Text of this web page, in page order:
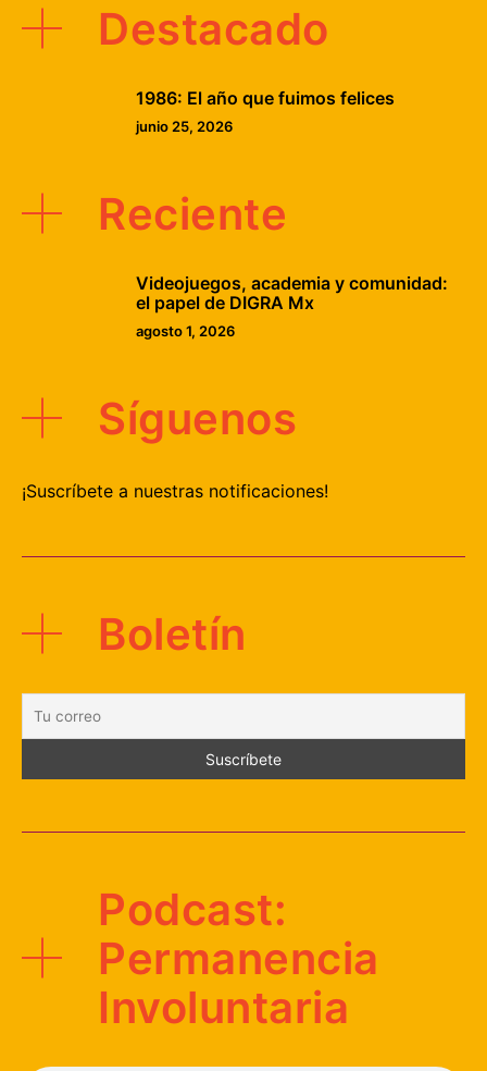
Destacado
1986: El año que fuimos felices
junio 25, 2026
Reciente
Videojuegos, academia y comunidad:
el papel de DIGRA Mx
agosto 1, 2026
Síguenos
¡Suscríbete a nuestras notificaciones!
Boletín
Podcast:
Permanencia
Involuntaria